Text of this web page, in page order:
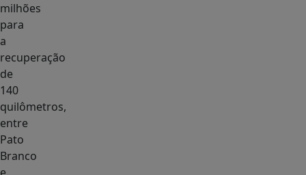
milhões
para
a
recuperação
de
140
quilômetros,
entre
Pato
Branco